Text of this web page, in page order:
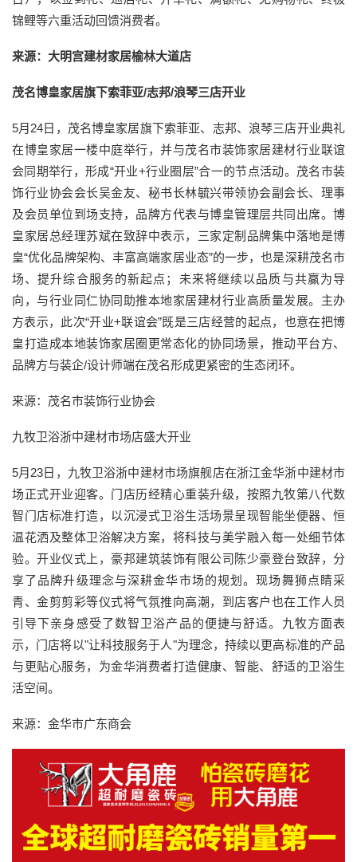
锦鲤等六重活动回馈消费者。
来源：大明宫建材家居榆林大道店
茂名博皇家居旗下索菲亚/志邦/浪琴三店开业
5月24日，茂名博皇家居旗下索菲亚、志邦、浪琴三店开业典礼
在博皇家居一楼中庭举行，并与茂名市装饰家居建材行业联谊
会同期举行，形成“开业+行业圈层”合一的节点活动。茂名市装
饰行业协会会长吴金友、秘书长林毓兴带领协会副会长、理事
及会员单位到场支持，品牌方代表与博皇管理层共同出席。博
皇家居总经理苏斌在致辞中表示，三家定制品牌集中落地是博
皇“优化品牌架构、丰富高端家居业态”的一步，也是深耕茂名市
场、提升综合服务的新起点；未来将继续以品质与共赢为导
向，与行业同仁协同助推本地家居建材行业高质量发展。主办
方表示，此次“开业+联谊会”既是三店经营的起点，也意在把博
皇打造成本地装饰家居圈更常态化的协同场景，推动平台方、
品牌方与装企/设计师端在茂名形成更紧密的生态闭环。
来源：茂名市装饰行业协会
九牧卫浴浙中建材市场店盛大开业
5月23日，九牧卫浴浙中建材市场旗舰店在浙江金华浙中建材市
场正式开业迎客。门店历经精心重装升级，按照九牧第八代数
智门店标准打造，以沉浸式卫浴生活场景呈现智能坐便器、恒
温花洒及整体卫浴解决方案，将科技与美学融入每一处细节体
验。开业仪式上，豪邦建筑装饰有限公司陈少豪登台致辞，分
享了品牌升级理念与深耕金华市场的规划。现场舞狮点睛采
青、金剪剪彩等仪式将气氛推向高潮，到店客户也在工作人员
引导下亲身感受了数智卫浴产品的便捷与舒适。九牧方面表
示，门店将以"让科技服务于人"为理念，持续以更高标准的产品
与更贴心服务，为金华消费者打造健康、智能、舒适的卫浴生
活空间。
来源：金华市广东商会